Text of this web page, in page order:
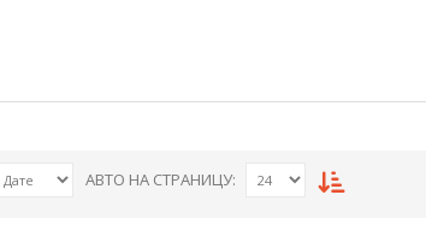
АВТО НА СТРАНИЦУ: